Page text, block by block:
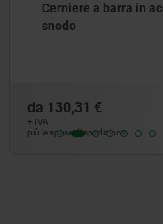
Cerniere a barra in
snodo
da 130,31 €
+ IVA
più le spese di spedizione